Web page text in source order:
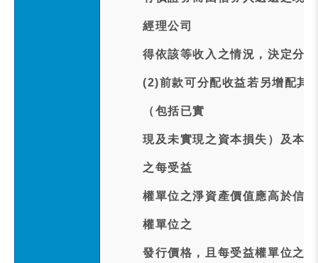
經理公司
得依該等收入之情況，決定分
(2)前款可分配收益若另增配其
（包括已實
現及未實現之資本損失）及本
之每受益
權單位之淨資產價值應高於信
權單位之
發行價格，且每受益權單位之